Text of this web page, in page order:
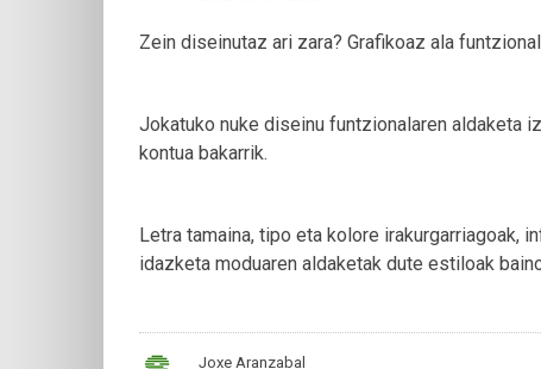
Zein diseinutaz ari zara? Grafikoaz ala
Jokatuko nuke diseinu funtzionalaren aldaketa
kontua bakarrik.
Letra tamaina, tipo eta kolore irakurgarriagoak,
idazketa moduaren aldaketak dute estiloak
Joxe Aranzabal